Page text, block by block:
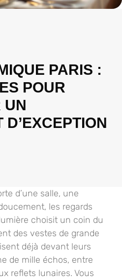
PARIS :
POUR
UN
D’EXCEPTION
d’une salle, une
les regards
choisit un coin du
des vestes de grande
déjà devant leurs
de mille échos, entre
reflets lunaires. Vous